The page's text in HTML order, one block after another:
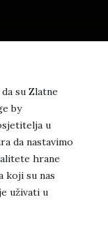
su Zlatne
by
u
da nastavimo
hrane
koji su nas
uživati u